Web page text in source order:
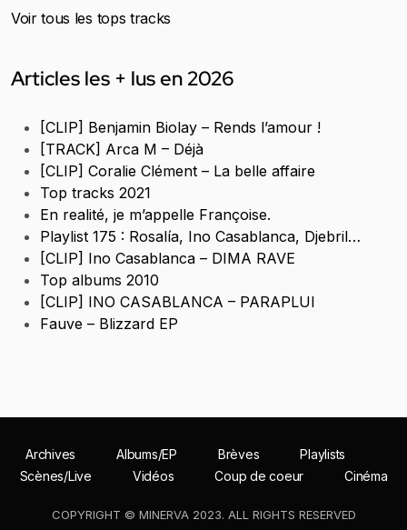
Voir tous les tops tracks
Articles les + lus en 2026
[CLIP] Benjamin Biolay – Rends l’amour !
[TRACK] Arca M – Déjà
[CLIP] Coralie Clément – La belle affaire
Top tracks 2021
En realité, je m’appelle Françoise.
Playlist 175 : Rosalía, Ino Casablanca, Djebril…
[CLIP] Ino Casablanca – DIMA RAVE
Top albums 2010
[CLIP] INO CASABLANCA – PARAPLUI
Fauve – Blizzard EP
Archives Albums/EP Brèves
Playlists
Scènes/Live
Vidéos Coup de coeur Cinéma
COPYRIGHT © MINERVA 2023. ALL RIGHTS RESERVED